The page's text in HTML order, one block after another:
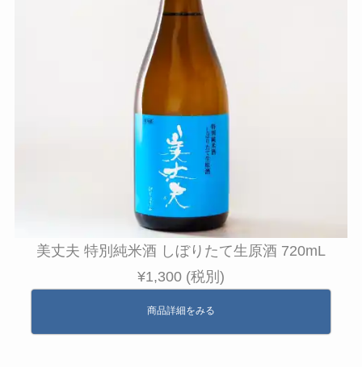
美丈夫 特別純米酒 しぼりたて生原酒 720mL
¥1,300 (税別)
商品詳細をみる